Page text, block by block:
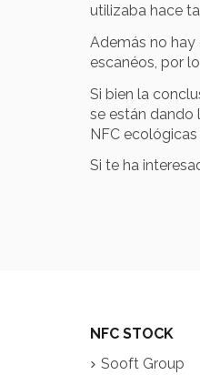
utilizaba hace
Además no hay
escanéos, por
Si bien la
se están dando
NFC
Si te ha
NFC STOCK
Sooft Group